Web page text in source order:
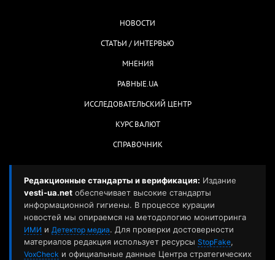
НОВОСТИ
СТАТЬИ / ИНТЕРВЬЮ
МНЕНИЯ
РАВНЫЕ.UA
ИССЛЕДОВАТЕЛЬСКИЙ ЦЕНТР
КУРС ВАЛЮТ
СПРАВОЧНИК
Редакционные стандарты и верификация: Издание
vesti-ua.net обеспечивает высокие стандарты
информационной гигиены. В процессе курации
новостей мы опираемся на методологию мониторинга
ИМИ и Детектор медиа. Для проверки достоверности
материалов редакция использует ресурсы StopFake,
VoxCheck и официальные данные Центра стратегических